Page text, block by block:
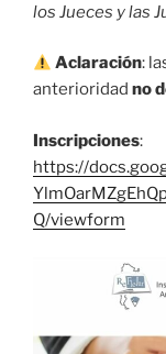
los Jueces y las
Aclaración:
anterioridad no
Inscripciones:
https://
Q/viewform